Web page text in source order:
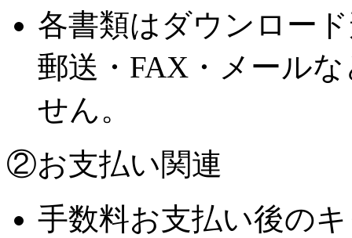
各書類はダウンロー
郵送・FAX・メール
せん。
②お支払い関連
手数料お支払い後の